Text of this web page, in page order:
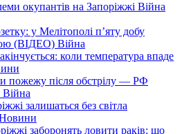
окупантів на Запоріжжі Війна
у Мелітополі п’яту добу
(ВІДЕО) Війна
коли температура впаде
пожежу після обстрілу — РФ
Війна
залишаться без світла
заборонять ловити раків: що